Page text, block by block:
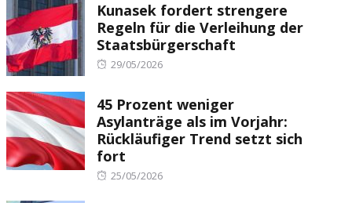
Kunasek fordert strengere
Regeln für die Verleihung der
Staatsbürgerschaft
Posted
29/05/2026
45 Prozent weniger
Asylanträge als im Vorjahr:
Rückläufiger Trend setzt sich
fort
Posted
25/05/2026